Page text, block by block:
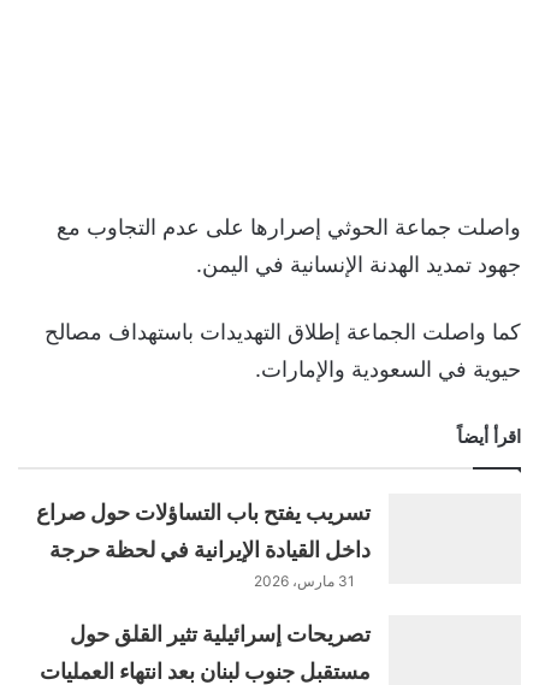
واصلت جماعة الحوثي إصرارها على عدم التجاوب مع
جهود تمديد الهدنة الإنسانية في اليمن.
كما واصلت الجماعة إطلاق التهديدات باستهداف مصالح
حيوية في السعودية والإمارات.
اقرأ أيضاً
تسريب يفتح باب التساؤلات حول صراع
داخل القيادة الإيرانية في لحظة حرجة
31 مارس، 2026
تصريحات إسرائيلية تثير القلق حول
مستقبل جنوب لبنان بعد انتهاء العمليات